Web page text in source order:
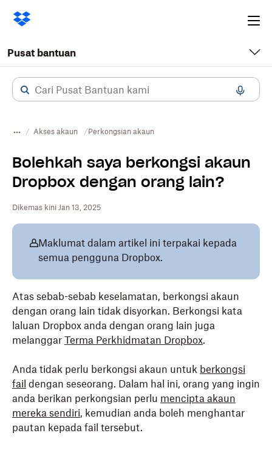
Pusat bantuan
Akses akaun ​​Perkongsian akaun
Bolehkah saya berkongsi akaun
Dropbox dengan orang lain?
Dikemas kini Jan 13, 2025
Maklumat dalam artikel ini terpakai kepada
semua pengguna Dropbox.
Atas sebab-sebab keselamatan, berkongsi akaun
dengan orang lain tidak disyorkan. Berkongsi kata
laluan Dropbox anda dengan orang lain juga
melanggar Terma Perkhidmatan Dropbox.
Anda tidak perlu berkongsi akaun untuk berkongsi
fail dengan seseorang. Dalam hal ini, orang yang ingin
anda berikan perkongsian perlu mencipta akaun
mereka sendiri, kemudian anda boleh menghantar
pautan kepada fail tersebut.